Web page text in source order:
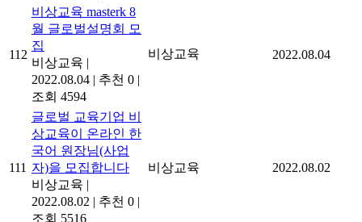
112
비상교육 masterk 8
월 글로벌설명회 모
집
비상교육 |
2022.08.04 | 추천 0 |
조회 4594
비상교육 2022.08.04
111
글로벌 교육기업 비
상교육이 온라인 한
국어 원장님(사업
자)을 모집합니다
비상교육 |
2022.08.02 | 추천 0 |
조회 5516
비상교육 2022.08.02